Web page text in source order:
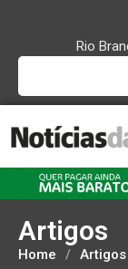
Rio
Artigos
Home / Artigos